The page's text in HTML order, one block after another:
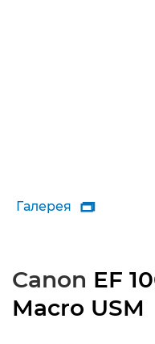
Галерея 
Canon EF
Macro USM